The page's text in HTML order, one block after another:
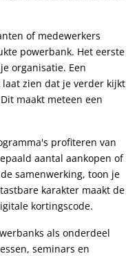
of medewerkers
powerbank. Het eerste
organisatie. Een
zien dat je verder kijkt
maakt meteen een
profiteren van
aantal aankopen of
samenwerking, toon je
karakter maakt de
kortingscode.
als onderdeel
seminars en